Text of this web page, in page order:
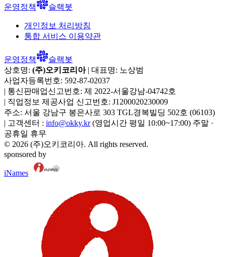
운영정책 슬랙봇
개인정보 처리방침
통합 서비스 이용약관
운영정책
슬랙봇
상호명: (주)오키코리아| 대표명: 노상범
사업자등록번호: 592-87-02037
| 통신판매업신고번호: 제 2022-서울강남-04742호
| 직업정보 제공사업 신고번호: J1200020230009
주소: 서울 강남구 봉은사로 303 TGL경복빌딩 502호 (06103)
| 고객센터 : info@okky.kr (영업시간 평일 10:00~17:00) 주말 ·
공휴일 휴무
© 2026 (주)오키코리아. All rights reserved.
sponsored by
iNames